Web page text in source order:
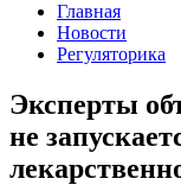
Главная
Новости
Регуляторика
Эксперты
не